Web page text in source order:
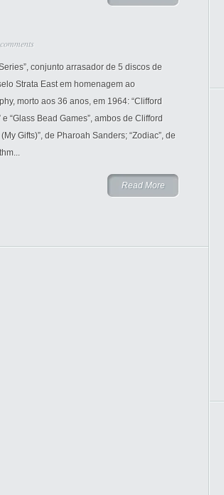
conjunto arrasador de 5 discos de
Strata East em homenagem ao
morto aos 36 anos, em 1964: “Clifford
“Glass Bead Games”, ambos de Clifford
Gifts)”, de Pharoah Sanders; “Zodiac”, de
Read More